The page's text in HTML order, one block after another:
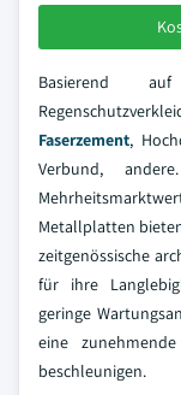
Basierend
Faserzement,
Verbund,
Metallplatten
zeitgenössische
für ihre
geringe
eine
beschleunigen.